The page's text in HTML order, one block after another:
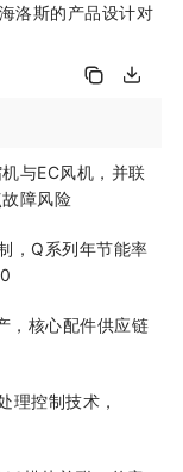
洛斯的产品设计对
与EC风机，并联
障风险
，Q系列年节能率
，核心配件供应链
理控制技术，